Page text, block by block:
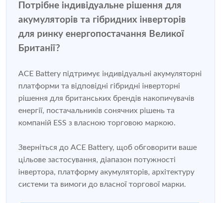
Потрібне індивідуальне рішення для
акумуляторів та гібридних інверторів
для ринку енергопостачання Великої
Британії?
ACE Battery підтримує індивідуальні акумуляторні
платформи та відповідні гібридні інверторні
рішення для британських брендів накопичувачів
енергії, постачальників сонячних рішень та
компаній ESS з власною торговою маркою.
Зверніться до ACE Battery, щоб обговорити ваше
цільове застосування, діапазон потужності
інвертора, платформу акумуляторів, архітектуру
системи та вимоги до власної торгової марки.